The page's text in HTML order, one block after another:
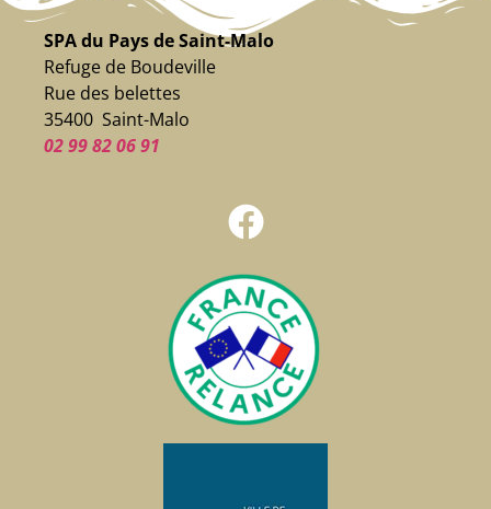
SPA du Pays de Saint-Malo
Refuge de Boudeville
Rue des belettes
35400 Saint-Malo
02 99 82 06 91